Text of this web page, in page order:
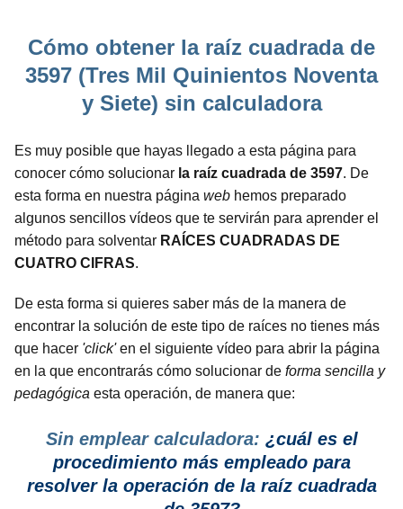
Cómo obtener la raíz cuadrada de
3597 (Tres Mil Quinientos Noventa
y Siete) sin calculadora
Es muy posible que hayas llegado a esta página para
conocer cómo solucionar la raíz cuadrada de 3597. De
esta forma en nuestra página web hemos preparado
algunos sencillos vídeos que te servirán para aprender el
método para solventar RAÍCES CUADRADAS DE
CUATRO CIFRAS.
De esta forma si quieres saber más de la manera de
encontrar la solución de este tipo de raíces no tienes más
que hacer 'click'en el siguiente vídeo para abrir la página
en la que encontrarás cómo solucionar de forma sencilla y
pedagógica esta operación, de manera que:
Sin emplear calculadora: ¿cuál es el
procedimiento más empleado para
resolver la operación de la raíz cuadrada